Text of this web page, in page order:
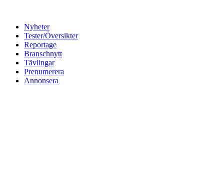
Nyheter
Tester/Översikter
Reportage
Branschnytt
Tävlingar
Prenumerera
Annonsera